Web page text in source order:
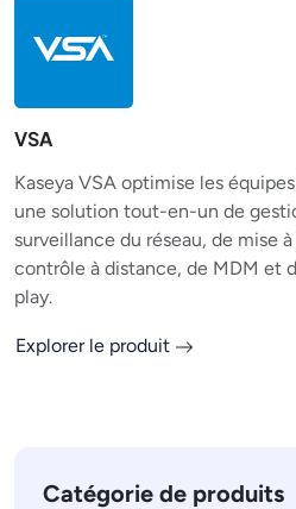
VSA
Kaseya VSA optimise les
une solution tout-en-un de
surveillance du réseau, de mise
contrôle à distance, de MDM et
play.
Explorer le produit
Catégorie de produits